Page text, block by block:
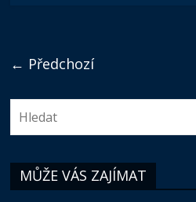
← Předchozí
MŮŽE VÁS ZAJÍMAT